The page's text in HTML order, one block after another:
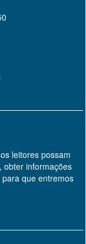
leitores possam
obter informações
que entremos